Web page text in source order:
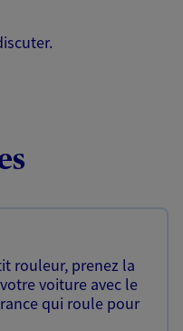
rouleur, prenez la
voiture avec le
qui roule pour